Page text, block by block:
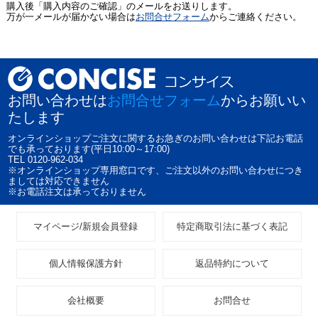
購入後「購入内容のご確認」のメールをお送りします。
万が一メールが届かない場合はお問合せフォームからご連絡ください。
お問い合わせはお問合せフォームからお願いい
たします
オンラインショップご注文に関するお急ぎのお問い合わせは下記お電話
でも承っております(平日10:00～17:00)
TEL 0120-962-034
※オンラインショップ専用窓口です、ご注文以外のお問い合わせにつき
ましては対応できません
※お電話注文は承っておりません
マイページ/新規会員登録 特定商取引法に基づく表記
個人情報保護方針 返品特約について
会社概要 お問合せ